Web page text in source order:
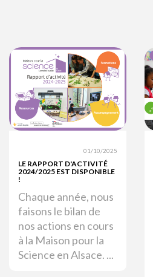
01/10/2025
LE RAPPORT D'ACTIVITÉ
2024/2025 EST DISPONIBLE
!
Chaque année, nous
faisons le bilan de
nos actions en cours
à la Maison pour la
Science en Alsace. ...